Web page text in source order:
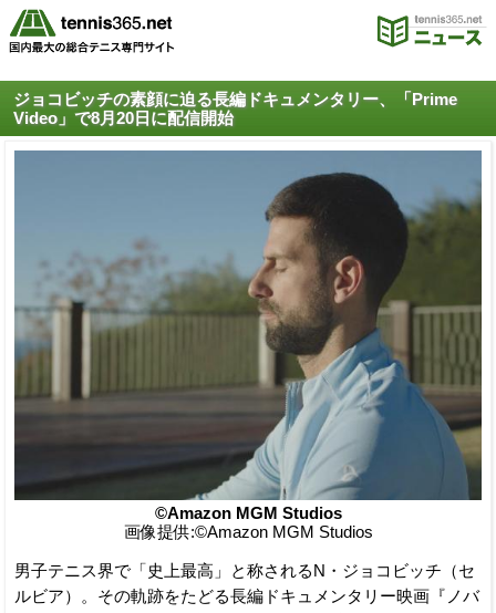
ジョコビッチの素顔に迫る長編ドキュメンタリー、「Prime
Video」で8月20日に配信開始
©Amazon MGM Studios
画像提供:©Amazon MGM Studios
男子テニス界で「史上最高」と称されるN・ジョコビッチ（セ
ルビア）。その軌跡をたどる長編ドキュメンタリー映画『ノバ